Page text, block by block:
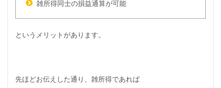
雑所得同士の損益通算が可能
というメリットがあります。
先ほどお伝えした通り、雑所得であれば